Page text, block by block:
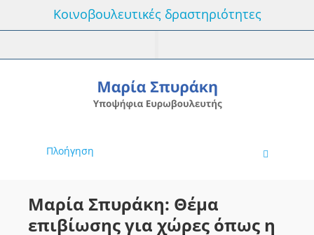
Κοινοβουλευτικές δραστηριότητες
Πλοήγηση
Μαρία Σπυράκη: Θέμα
επιβίωσης για χώρες όπως η